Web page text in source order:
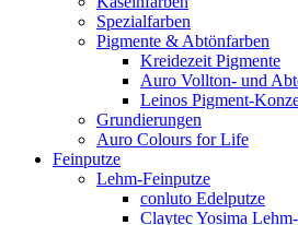
Spezialfarben
Pigmente & Abtönfarben
Kreidezeit Pigmente
Auro Vollton- und
Leinos Pigment-
Grundierungen
Auro Colours for Life
Feinputze
Lehm-Feinputze
conluto Edelputze
Claytec Yosima